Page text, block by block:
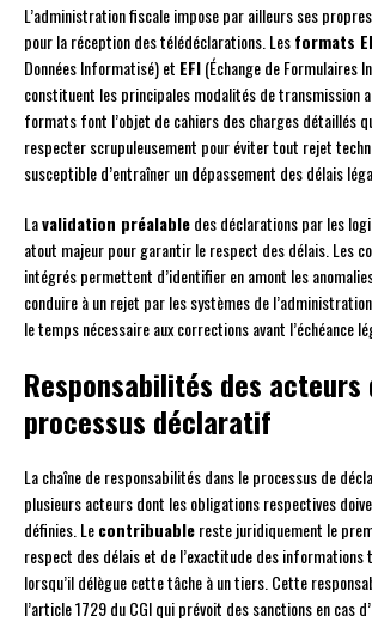
L’administration fiscale impose par ailleurs ses
pour la réception des télédéclarations. Lesformats
Données Informatisé) et EFI(Échange de Formulaires
constituent les principales modalités de transmission
formats font l’objet de cahiers des charges détaillés
respecter scrupuleusement pour éviter tout rejet
susceptible d’entraîner un dépassement des délais
Lavalidation préalabledes déclarations par les
atout majeur pour garantir le respect des délais. Les
intégrés permettent d’identifier en amont les
conduire à un rejet par les systèmes de
le temps nécessaire aux corrections avant l’échéance
Responsabilités des acteurs
processus déclaratif
La chaîne de responsabilités dans le processus de
plusieurs acteurs dont les obligations respectives
définies. Lecontribuablereste juridiquement le
respect des délais et de l’exactitude des informations
lorsqu’il délègue cette tâche à un tiers. Cette
l’article 1729 du CGI qui prévoit des sanctions en cas